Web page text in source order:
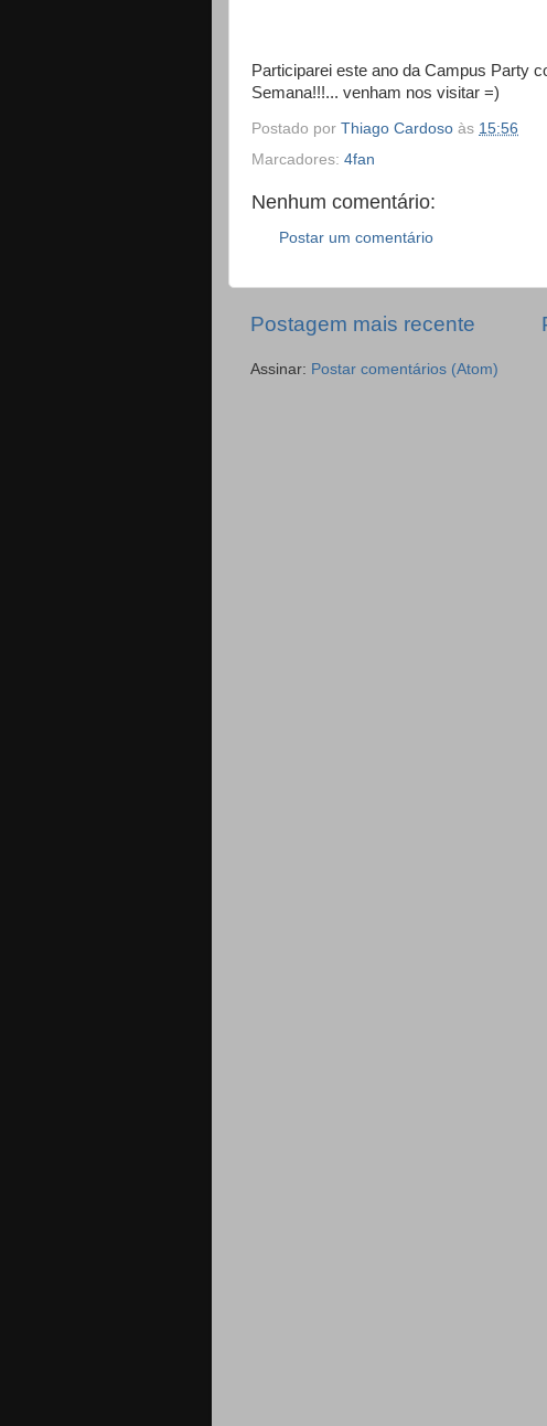
Participarei este ano da Campus Party
Semana!!!... venham nos visitar =)
Postado por Thiago Cardoso às 15:56
Marcadores: 4fan
Nenhum comentário:
Postar um comentário
Postagem mais recente
Assinar: Postar comentários (Atom)